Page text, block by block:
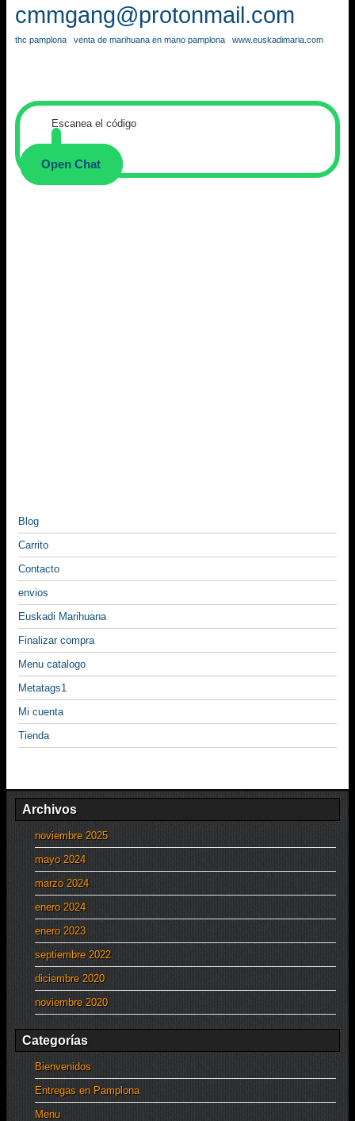
cmmgang@protonmail.com
thc pamplona venta de marihuana en mano pamplona www.euskadimaria.com
Escanea el código
Open Chat
Blog
Carrito
Contacto
envios
Euskadi Marihuana
Finalizar compra
Menu catalogo
Metatags1
Mi cuenta
Tienda
Archivos
noviembre 2025
mayo 2024
marzo 2024
enero 2024
enero 2023
septiembre 2022
diciembre 2020
noviembre 2020
Categorías
Bienvenidos
Entregas en Pamplona
Menu